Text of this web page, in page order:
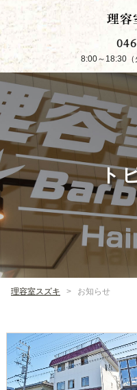
8:00～18:30（
ト
理容室スズキ > お知らせ